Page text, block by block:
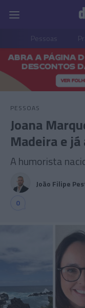
Pessoas
PESSOAS
Joana
Madeira e
A humorista
João Filipe
0